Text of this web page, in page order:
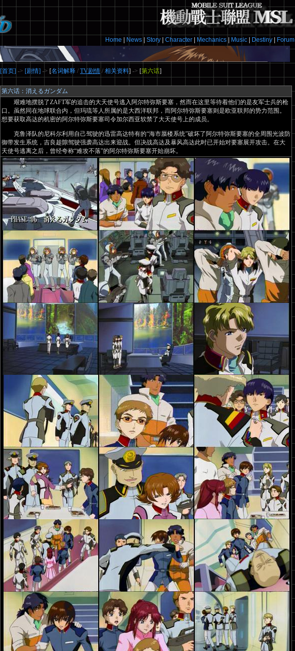
Home News Story Character Mechanics Music Destiny Forum
[首页] -> [剧情] -> [名词解释 / TV剧情 / 相关资料] -> [第六话]
第六话：消えるガンダム
艰难地摆脱了ZAFT军的追击的大天使号逃入阿尔特弥斯要塞，然而在这里等待着他们的是友军士兵的枪
口。虽然同在地球联合内，但玛琉等人所属的是大西洋联邦，而阿尔特弥斯要塞则是欧亚联邦的势力范围。
想要获取高达的机密的阿尔特弥斯要塞司令加尔西亚软禁了大天使号上的成员。
克鲁泽队的尼科尔利用自己驾驶的迅雷高达特有的“海市蜃楼系统”破坏了阿尔特弥斯要塞的全周围光波防
御带发生系统，吉良趁隙驾驶强袭高达出来迎战。但决战高达及暴风高达此时已开始对要塞展开攻击。在大
天使号逃离之后，曾经夸称“难攻不落”的阿尔特弥斯要塞开始崩坏。